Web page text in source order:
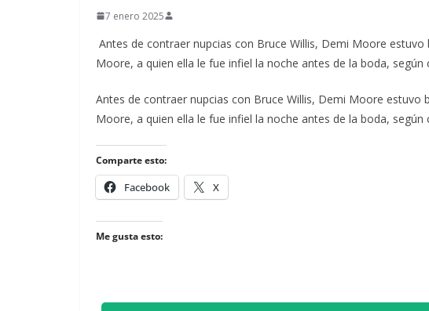
7 enero 2025
Antes de contraer nupcias con Bruce Willis, Demi Moore
Moore, a quien ella le fue infiel la noche antes de la boda,
​Antes de contraer nupcias con Bruce Willis, Demi Moore estuvo
Moore, a quien ella le fue infiel la noche antes de la boda,
Comparte esto:
Facebook X
Me gusta esto: